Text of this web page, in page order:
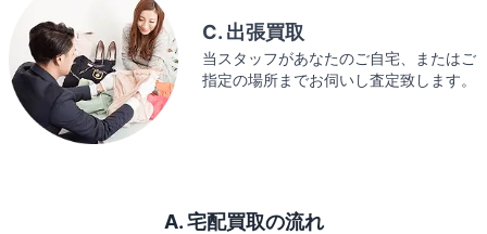
C. 出張買取
当スタッフがあなたのご自宅、またはご
指定の場所までお伺いし査定致します。
A. 宅配買取の流れ